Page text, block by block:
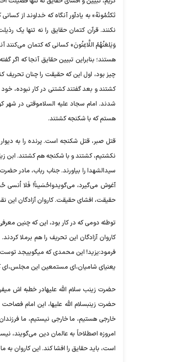
تَکتُمُونَهُ» به یادآور آنگاه که خداوند از
وَیَلعَنُهُمُ اللَّاعِنُونَ» کسانی که کتمان
هستند؛ بنابراین تبیین حقایق آنجا که اگر
چیز بود، اول این که حقیقت را چنان تحریف
کشتند و بعد گفتند کشتنی در کار نبوده،
شدند. امام سجاد علیه السلاموقتی در
هستم که با شکنجه کشتند.
قتل صبر، قتل شکنجه است. پرنده را به
نکشتیم، کشتند و با شکنجه هم کشتند. ابن
سیدالشهدا را بیاورند. جناب رباب، مادر
آغوش می‌گیرد، می‌گویدواحُسَیناً! فَلا اُنسی
حقیقت، افشای حقیقت. کاروان آزادگان این
توطئه دومی که در کار بود، این که چنین
کاروان آزادگان این تحریف را هم برملا
فرمود:یزید! این محمدی که میگوییجد
یعنیای شامیان،‌ای مستمعین این مجلس،‌ای
حضرت زینب سلام الله علیهادر خطبه اش
حضرت زینبسلام الله علیها، این امام
خارجی هستیم، ما خارجی نیستیم، ما
امروزه اصطلاحاً به عالمان دین می‌گویند،
است، باید حقایق را افشا کند. این کاروان